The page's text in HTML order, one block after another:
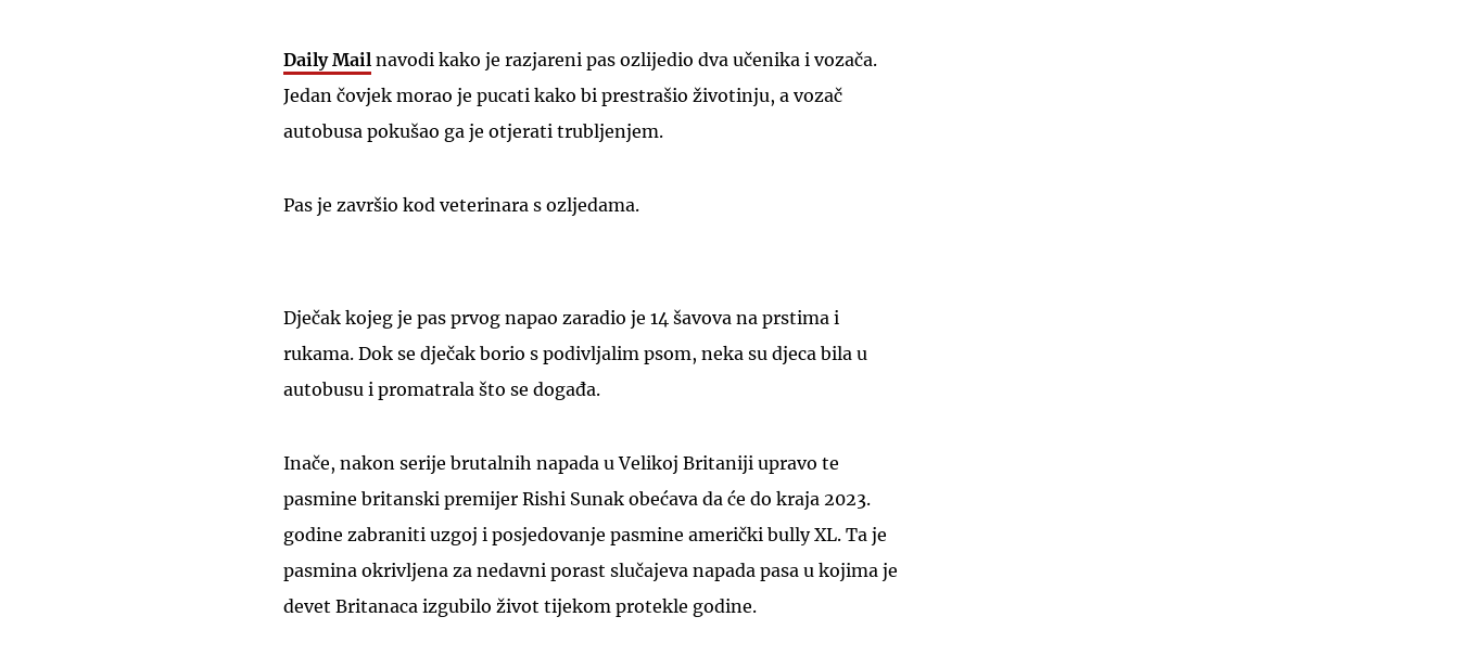
Daily Mail navodi kako je razjareni pas ozlijedio dva učenika i vozača.
Jedan čovjek morao je pucati kako bi prestrašio životinju, a vozač
autobusa pokušao ga je otjerati trubljenjem.
Pas je završio kod veterinara s ozljedama.
Dječak kojeg je pas prvog napao zaradio je 14 šavova na prstima i
rukama. Dok se dječak borio s podivljalim psom, neka su djeca bila u
autobusu i promatrala što se događa.
Inače, nakon serije brutalnih napada u Velikoj Britaniji upravo te
pasmine britanski premijer Rishi Sunak obećava da će do kraja 2023.
godine zabraniti uzgoj i posjedovanje pasmine američki bully XL. Ta je
pasmina okrivljena za nedavni porast slučajeva napada pasa u kojima je
devet Britanaca izgubilo život tijekom protekle godine.
UKLJUČITE NOTIFIKACIJE